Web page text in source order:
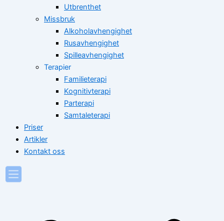
Utbrenthet
Missbruk
Alkoholavhengighet
Rusavhengighet
Spilleavhengighet
Terapier
Familieterapi
Kognitivterapi
Parterapi
Samtaleterapi
Priser
Artikler
Kontakt oss